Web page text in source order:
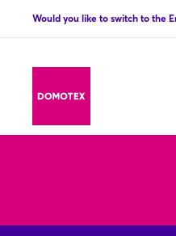
Would you like to switch to the